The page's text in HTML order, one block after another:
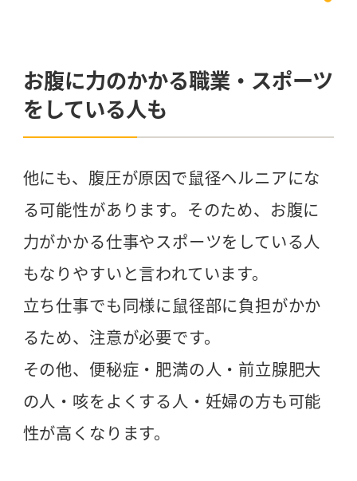
お腹に力のかかる職業・スポーツ
をしている人も
他にも、腹圧が原因で鼠径ヘルニアにな
る可能性があります。そのため、お腹に
力がかかる仕事やスポーツをしている人
もなりやすいと言われています。
立ち仕事でも同様に鼠径部に負担がかか
るため、注意が必要です。
その他、便秘症・肥満の人・前立腺肥大
の人・咳をよくする人・妊婦の方も可能
性が高くなります。